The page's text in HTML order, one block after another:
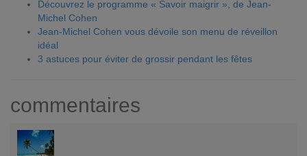
Découvrez le programme « Savoir maigrir », de Jean-
Michel Cohen
Jean-Michel Cohen vous dévoile son menu de réveillon
idéal
3 astuces pour éviter de grossir pendant les fêtes
commentaires